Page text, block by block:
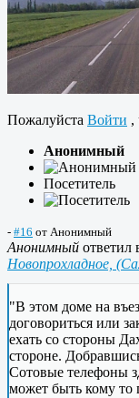
Пожалуйста Войти ,
Анонимный
Посетитель
- #16 от Анонимный
Анонимный ответил
Новопрохладное,
"В этом доме на
договориться или
ехать со стороны
стороне.
Сотовые телефоны
может быть кому то